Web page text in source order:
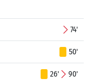
74'
50'
26' 90'